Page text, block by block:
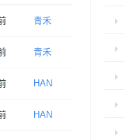
青禾
青禾
HAN
HAN